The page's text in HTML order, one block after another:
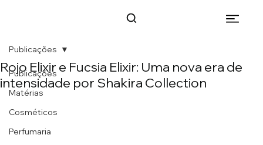
Publicações
Matérias
Cosméticos
Perfumaria
Publicações
Rojo Elixir e Fucsia Elixir: Uma nova era de
intensidade por Shakira Collection